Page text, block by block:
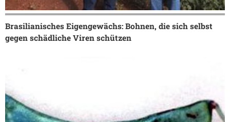
Brasilianisches Eigengewächs: Bohnen, die sich selbst
gegen schädliche Viren schützen